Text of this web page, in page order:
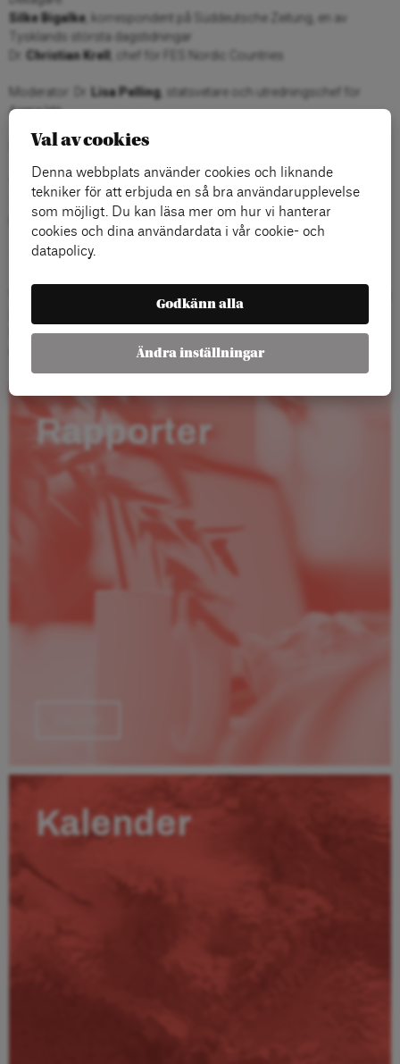
Silke Bigalke , korrespondent på Süddeutsche Zeitung, en av
Tysklands största dagstidningar
Christian Krell , chef för FES Nordic Countries
Moderator: Dr. Lisa Pelling, statsvetare och utredningschef för
Arena Idé
Seminariet hålls på engelska
Tid och Plats:
14 Septemeber 08.30 – 09.30
FES Nordic Countries, Västmannagatan 4, Stockholm
Tyskinspirerad frukost kommer finnas från 08.15.
Seminariet är ett samarbete mellan FES Nordic Countries och Arena
Rapporter
Kalender
Val av cookies
Denna webbplats använder cookies och liknande
tekniker för att erbjuda en så bra användarupplevelse
som möjligt. Du kan läsa mer om hur vi hanterar
cookies och dina användardata i vår cookie- och
datapolicy.
Godkänn alla
Ändra inställningar